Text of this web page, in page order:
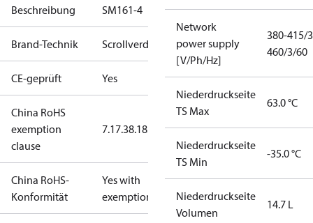
Beschreibung SM161-4
Brand-Technik Scrollverdichter
CE-geprüft Yes
China RoHS
exemption
clause
7.17.38.18.3.1
China RoHS-
Konformität
Yes with
exemptions
Network
power supply
[V/Ph/Hz]
380-415/
460/3/60
Niederdruckseite
TS Max
63.0 °C
Niederdruckseite
TS Min
-35.0 °C
Niederdruckseite
Volumen
14.7 L